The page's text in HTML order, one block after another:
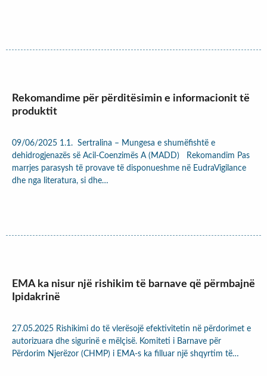
Rekomandime për përditësimin e informacionit të
produktit
09/06/2025 1.1. Sertralina – Mungesa e shumëfishtë e
dehidrogjenazës së Acil-Coenzimës A (MADD) Rekomandim Pas
marrjes parasysh të provave të disponueshme në EudraVigilance
dhe nga literatura, si dhe…
EMA ka nisur një rishikim të barnave që përmbajnë
Ipidakrinë
27.05.2025 Rishikimi do të vlerësojë efektivitetin në përdorimet e
autorizuara dhe sigurinë e mëlçisë. Komiteti i Barnave për
Përdorim Njerëzor (CHMP) i EMA-s ka filluar një shqyrtim të…